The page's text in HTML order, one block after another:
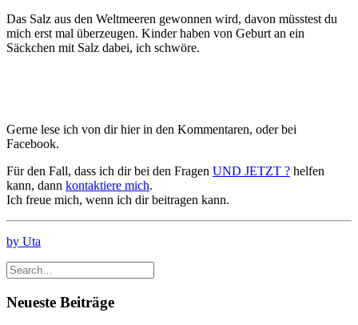
Das Salz aus den Weltmeeren gewonnen wird, davon müsstest du
mich erst mal überzeugen. Kinder haben von Geburt an ein
Säckchen mit Salz dabei, ich schwöre.
Gerne lese ich von dir hier in den Kommentaren, oder bei
Facebook.
Für den Fall, dass ich dir bei den Fragen UND JETZT ? helfen
kann, dann kontaktiere mich.
Ich freue mich, wenn ich dir beitragen kann.
by Uta
Neueste Beiträge